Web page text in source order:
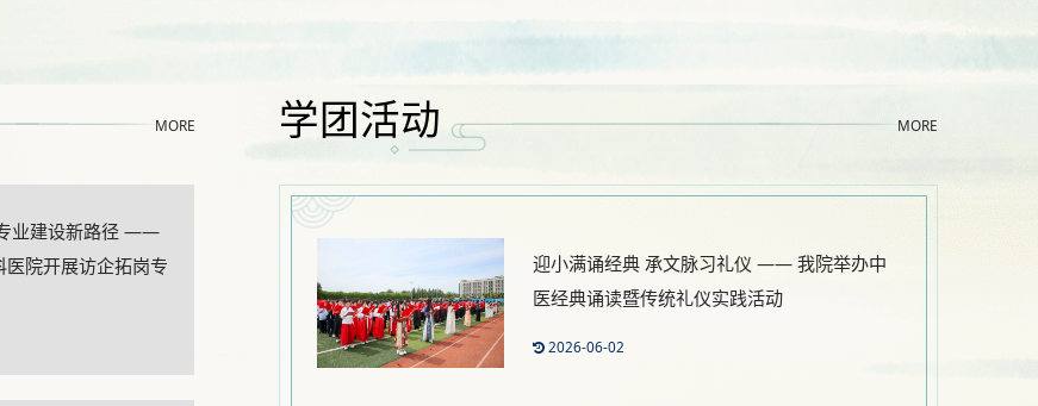
MORE
业建设新路径 ——
院开展访企拓岗专
学团活动 MORE
迎小满诵经典 承文脉习礼仪 —— 我院举办中
医经典诵读暨传统礼仪实践活动
2026-06-02